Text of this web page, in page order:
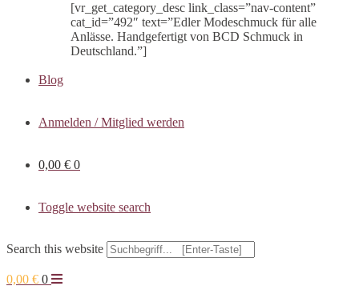
[vr_get_category_desc link_class=”nav-content”
cat_id=”492″ text=”Edler Modeschmuck für alle
Anlässe. Handgefertigt von BCD Schmuck in
Deutschland.”]
Blog
Anmelden / Mitglied werden
0,00 € 0
Toggle website search
Search this website
0,00 € 0